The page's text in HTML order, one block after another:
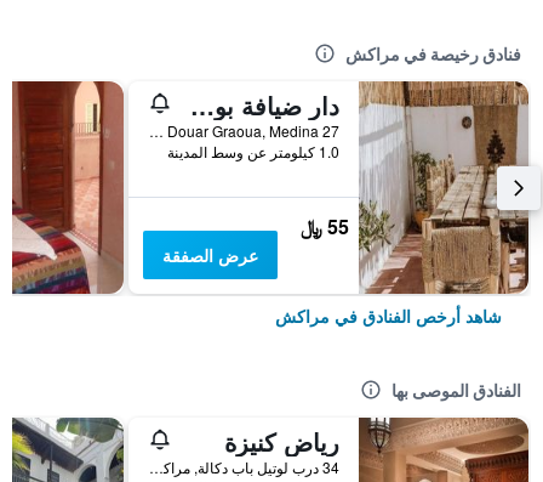
فنادق رخيصة في مراكش
دار ضيافة بوهو 27، مراكش
27 Derb Cherkaoui Douar Graoua, Medina, مراكش, المغرب
1.0 كيلومتر عن وسط المدينة
55 ﷼
عرض الصفقة
شاهد أرخص الفنادق في مراكش
الفنادق الموصى بها
رياض كنيزة
34 درب لوتيل باب دكالة, مراكش, المغرب